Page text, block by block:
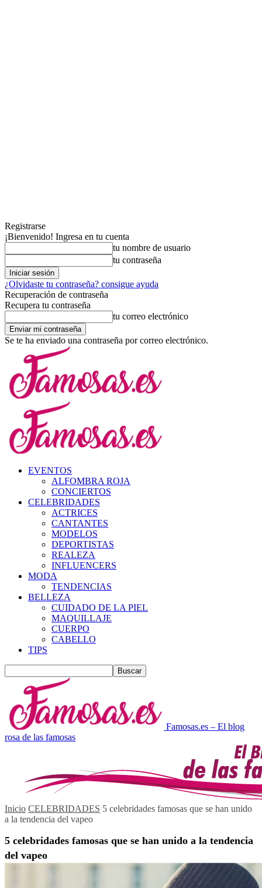
Registrarse
¡Bienvenido! Ingresa en tu cuenta
tu nombre de usuario
tu contraseña
¿Olvidaste tu contraseña? consigue ayuda
Recuperación de contraseña
Recupera tu contraseña
tu correo electrónico
Se te ha enviado una contraseña por correo electrónico.
EVENTOS
ALFOMBRA ROJA
CONCIERTOS
CELEBRIDADES
ACTRICES
CANTANTES
MODELOS
DEPORTISTAS
REALEZA
INFLUENCERS
MODA
TENDENCIAS
BELLEZA
CUIDADO DE LA PIEL
MAQUILLAJE
CUERPO
CABELLO
TIPS
Famosas.es – El blog
rosa de las famosas
Inicio CELEBRIDADES 5 celebridades famosas que se han unido
a la tendencia del vapeo
5 celebridades famosas que se han unido a la tendencia
del vapeo